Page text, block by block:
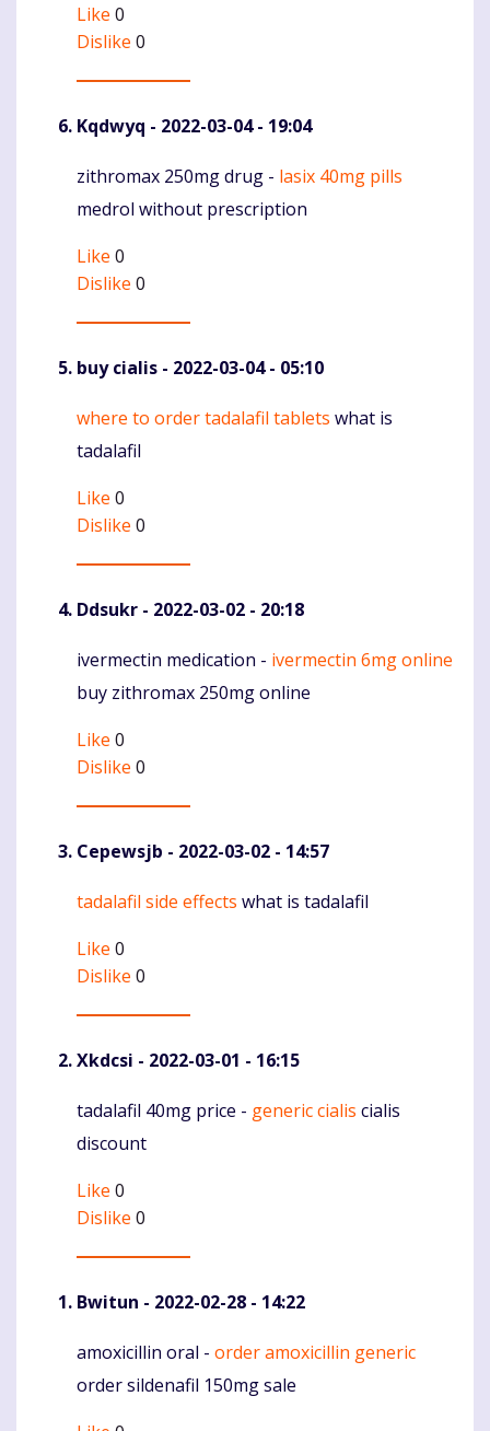
Like 0
Dislike 0
Kqdwyq - 2022-03-04 - 19:04
Komentaras
zithromax 250mg drug - lasix 40mg pills
medrol without prescription
Like 0
Dislike 0
buy cialis - 2022-03-04 - 05:10
Komentaras
where to order tadalafil tablets what is
tadalafil
Like 0
Dislike 0
Ddsukr - 2022-03-02 - 20:18
Komentaras
ivermectin medication - ivermectin 6mg online
buy zithromax 250mg online
Like 0
Dislike 0
Cepewsjb - 2022-03-02 - 14:57
Komentaras
tadalafil side effects what is tadalafil
Like 0
Dislike 0
Xkdcsi - 2022-03-01 - 16:15
Komentaras
tadalafil 40mg price - generic cialis cialis
discount
Like 0
Dislike 0
Bwitun - 2022-02-28 - 14:22
Komentaras
amoxicillin oral - order amoxicillin generic
order sildenafil 150mg sale